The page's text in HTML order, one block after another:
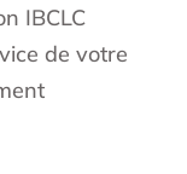
IBCLC
de votre